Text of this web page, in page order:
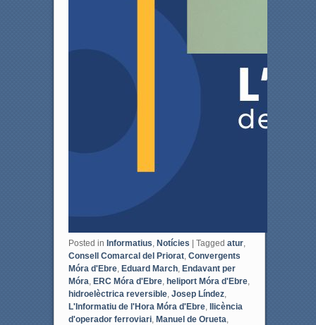
Posted in Informatius, Notícies Tagged atur,
Consell Comarcal del Priorat, Convergents
Móra d'Ebre, Eduard March, Endavant per
Móra, ERC Móra d'Ebre, heliport Móra d'Ebre,
hidroelèctrica reversible, Josep Líndez,
L'Informatiu de l'Hora Móra d'Ebre,
llicència
d'operador ferroviari, Manuel de Orueta,